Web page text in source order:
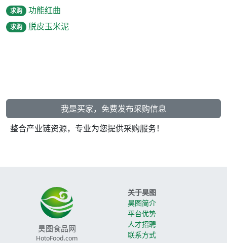
求购 功能红曲
求购 脱皮玉米泥
我是买家，免费发布采购信息
整合产业链资源，专业为您提供采购服务！
昊图食品网
HotoFood.com
关于昊图
昊图简介
平台优势
人才招聘
联系方式